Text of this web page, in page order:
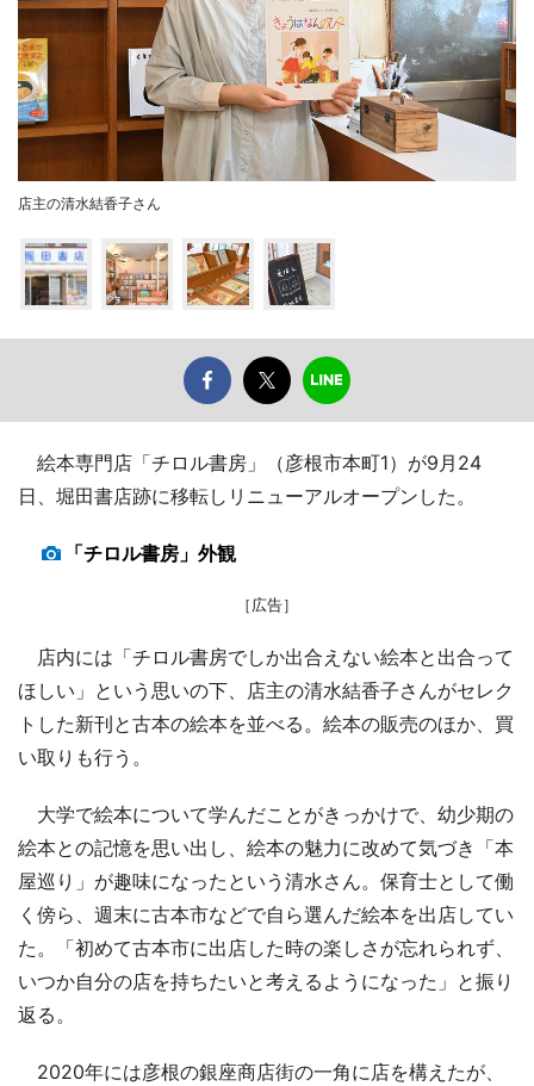
店主の清水結香子さん
絵本専門店「チロル書房」（彦根市本町1）が9月24
日、堀田書店跡に移転しリニューアルオープンした。
「チロル書房」外観
［広告］
店内には「チロル書房でしか出合えない絵本と出合って
ほしい」という思いの下、店主の清水結香子さんがセレク
トした新刊と古本の絵本を並べる。絵本の販売のほか、買
い取りも行う。
大学で絵本について学んだことがきっかけで、幼少期の
絵本との記憶を思い出し、絵本の魅力に改めて気づき「本
屋巡り」が趣味になったという清水さん。保育士として働
く傍ら、週末に古本市などで自ら選んだ絵本を出店してい
た。「初めて古本市に出店した時の楽しさが忘れられず、
いつか自分の店を持ちたいと考えるようになった」と振り
返る。
2020年には彦根の銀座商店街の一角に店を構えたが、